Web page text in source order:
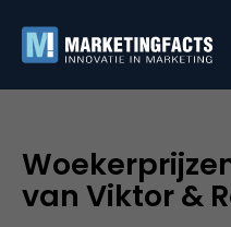
van Viktor &